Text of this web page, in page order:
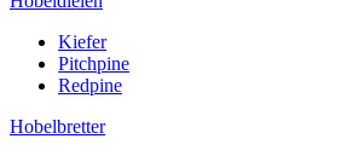
Kiefer
Pitchpine
Redpine
Hobelbretter